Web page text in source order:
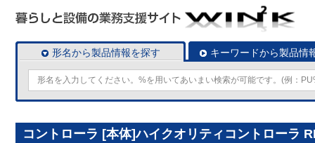
形名から製品情報を探す キーワードから製品情
コントローラ [本体]ハイクオリティコントローラ